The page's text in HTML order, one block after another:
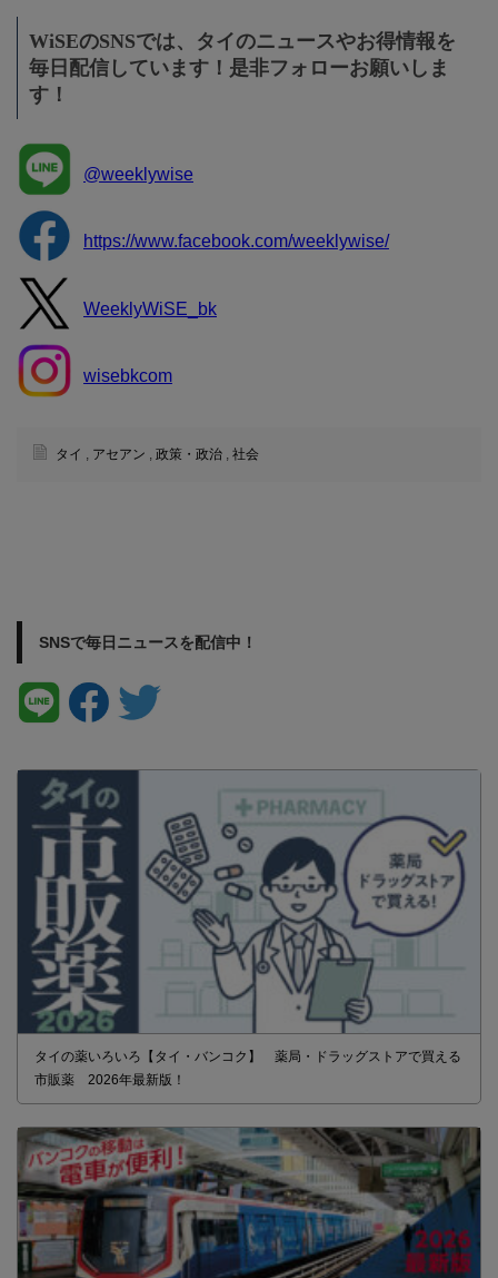
WiSEのSNSでは、タイのニュースやお得情報を
毎日配信しています！是非フォローお願いしま
す！
@weeklywise
https://www.facebook.com/weeklywise/
WeeklyWiSE_bk
wisebkcom
タイ , アセアン , 政策・政治 , 社会
SNSで毎日ニュースを配信中！
タイの薬いろいろ【タイ・バンコク】 薬局・ドラッグストアで買える
市販薬 2026年最新版！